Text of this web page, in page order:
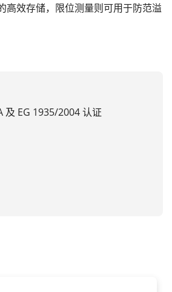
高效存储，限位测量则可用于防范溢
及 EG 1935/2004 认证